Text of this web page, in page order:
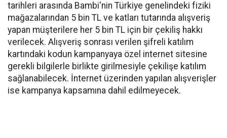
tarihleri arasında Bambi'nin Türkiye genelindeki fiziki
mağazalarından 5 bin TL ve katları tutarında alışveriş
yapan müşterilere her 5 bin TL için bir çekiliş hakkı
verilecek. Alışveriş sonrası verilen şifreli katılım
kartındaki kodun kampanyaya özel internet sitesine
gerekli bilgilerle birlikte girilmesiyle çekilişe katılım
sağlanabilecek. İnternet üzerinden yapılan alışverişler
ise kampanya kapsamına dahil edilmeyecek.